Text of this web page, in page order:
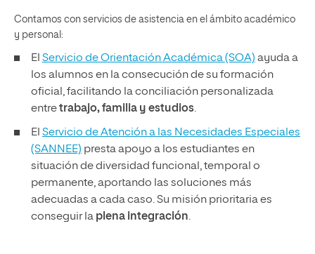
Contamos con servicios de asistencia en el ámbito académico
y personal:
El Servicio de Orientación Académica (SOA) ayuda a
los alumnos en la consecución de su formación
oficial, facilitando la conciliación personalizada
entretrabajo, familia y estudios.
El Servicio de Atención a las Necesidades Especiales
(SANNEE) presta apoyo a los estudiantes en
situación de diversidad funcional, temporal o
permanente, aportando las soluciones más
adecuadas a cada caso. Su misión prioritaria es
conseguir la plena integración.